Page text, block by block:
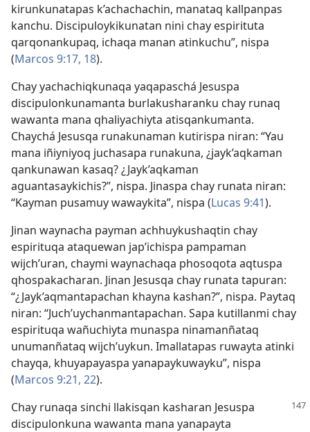
kirunkunatapas k’achachachin, manataq kallpanpas
kanchu. Discipuloykikunatan nini chay espirituta
qarqonankupaq, ichaqa manan atinkuchu”, nispa
(Marcos 9:17, 18).
Chay yachachiqkunaqa yaqapaschá Jesuspa
discipulonkunamanta burlakusharanku chay runaq
wawanta mana qhaliyachiyta atisqankumanta.
Chaychá Jesusqa runakunaman kutirispa niran: “Yau
mana iñiyniyoq juchasapa runakuna, ¿jayk’aqkaman
qankunawan kasaq? ¿Jayk’aqkaman
aguantasaykichis?”, nispa. Jinaspa chay runata niran:
“Kayman pusamuy wawaykita”, nispa (Lucas 9:41).
Jinan waynacha payman achhuykushaqtin chay
espirituqa ataquewan jap’ichispa pampaman
wijch’uran, chaymi waynachaqa phosoqota aqtuspa
qhospakacharan. Jinan Jesusqa chay runata tapuran:
“¿Jayk’aqmantapachan khayna kashan?”, nispa. Paytaq
niran: “Juch’uychanmantapachan. Sapa kutillanmi chay
espirituqa wañuchiyta munaspa ninamanñataq
unumanñataq wijch’uykun. Imallatapas ruwayta atinki
chayqa, khuyapayaspa yanapaykuwayku”, nispa
(Marcos 9:21, 22).
Chay runaqa sinchi llakisqan kasharan Jesuspa
discipulonkuna wawanta mana yanapayta